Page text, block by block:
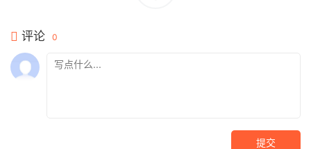
评论 0
提交